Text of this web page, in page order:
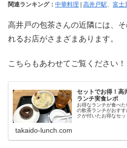
関連ランキング： 中華料理 | 高井戸駅、 富士
高井戸の包茶さんの近隣には、
れるお店がさまざまあります。
こちらもあわせてご覧ください！
セットでお得！高
ランチ実食レポ
お得なランチが食べ
の飲茶ランチがおす
クが付いたお得なセ
takaido-lunch.com